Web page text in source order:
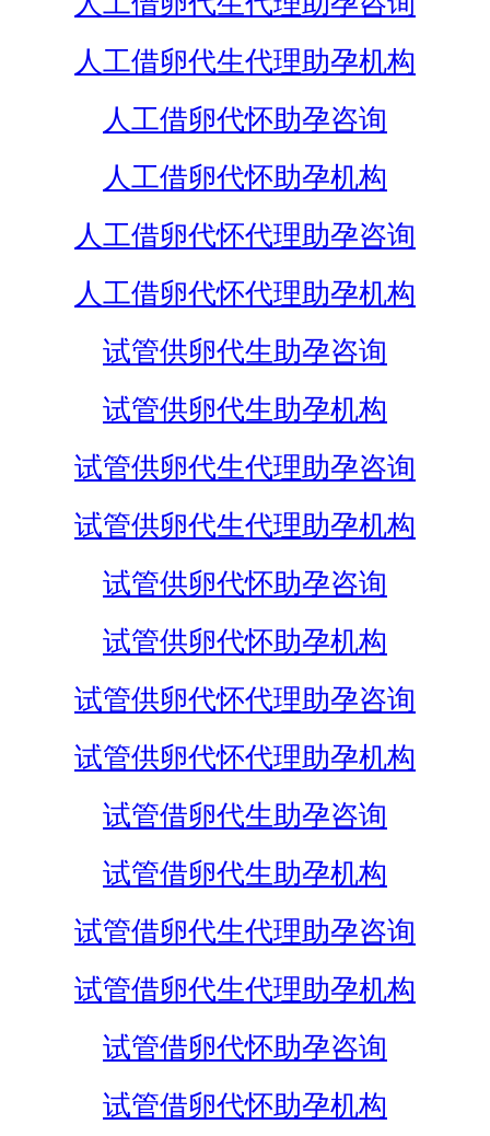
人工借卵代生代理助孕机构
人工借卵代怀助孕咨询
人工借卵代怀助孕机构
人工借卵代怀代理助孕咨询
人工借卵代怀代理助孕机构
试管供卵代生助孕咨询
试管供卵代生助孕机构
试管供卵代生代理助孕咨询
试管供卵代生代理助孕机构
试管供卵代怀助孕咨询
试管供卵代怀助孕机构
试管供卵代怀代理助孕咨询
试管供卵代怀代理助孕机构
试管借卵代生助孕咨询
试管借卵代生助孕机构
试管借卵代生代理助孕咨询
试管借卵代生代理助孕机构
试管借卵代怀助孕咨询
试管借卵代怀助孕机构